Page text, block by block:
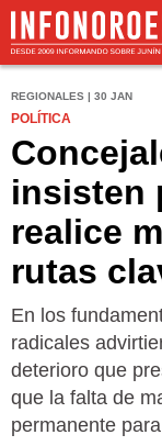
REGIONALES | 30 JAN
POLÍTICA
insisten
realice
rutas
En los
radicales
deterioro que
que la falta de
permanente